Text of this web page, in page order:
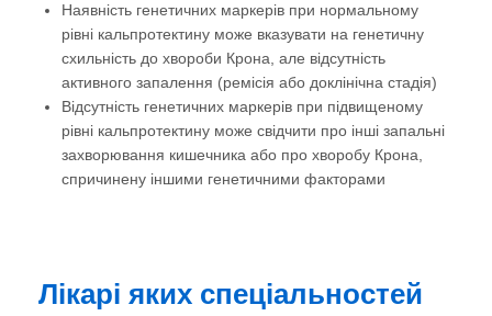
Наявність генетичних маркерів при нормальному
рівні кальпротектину може вказувати на генетичну
схильність до хвороби Крона, але відсутність
активного запалення (ремісія або доклінічна стадія)
Відсутність генетичних маркерів при підвищеному
рівні кальпротектину може свідчити про інші запальні
захворювання кишечника або про хворобу Крона,
спричинену іншими генетичними факторами
Лікарі яких спеціальностей